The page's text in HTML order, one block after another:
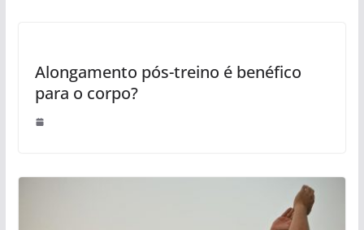
Alongamento pós-treino é benéfico
para o corpo?